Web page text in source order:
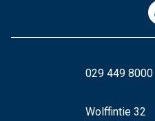
029 449 8000
Wolffintie 32